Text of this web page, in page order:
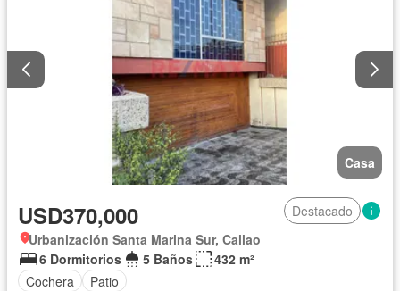
Casa
USD370,000
Destacado
Urbanización Santa Marina Sur, Callao
6 Dormitorios
5 Baños
432 m²
Cochera
Patio